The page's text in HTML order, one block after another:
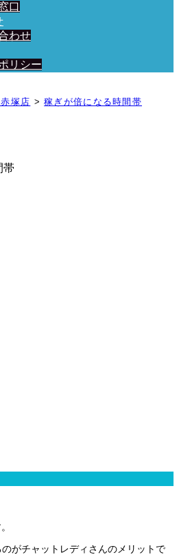
口
わせ
リシー
塚店 >稼ぎが倍になる時間帯
帯
がチャットレディさんのメリットで